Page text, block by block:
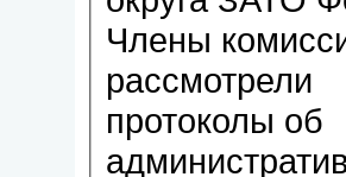
Члены
рассмотрели
протоколы об